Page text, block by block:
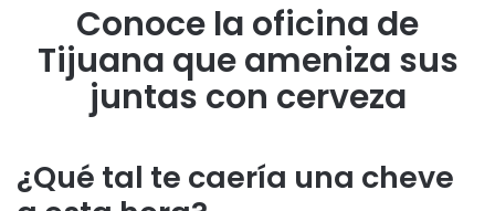
Conoce la oficina de
Tijuana que ameniza sus
juntas con cerveza
¿Qué tal te caería una cheve